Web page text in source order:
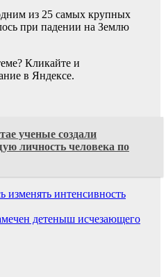
из 25 самых крупных
при падении на Землю
Кликайте и
в Яндексе.
ученые создали
личность человека по
изменять интенсивность
детеныш исчезающего